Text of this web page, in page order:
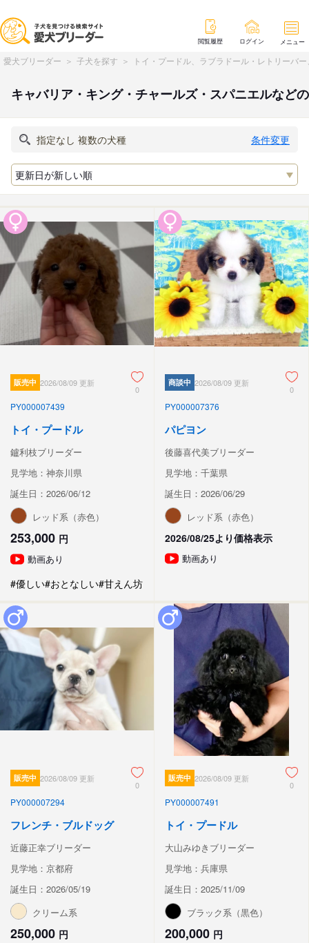
閲覧履歴 ログイン メニュー
愛犬ブリーダー 子犬を探す トイ・プードル、ラブラドール・レトリーバ
キャバリア・キング・チャールズ・スパニエルなど
条件変更
販売中 2026/08/09 更新
0
PY000007439
トイ・プードル
鑪利枝ブリーダー
見学地：神奈川県
誕生日：2026/06/12
レッド系（赤色）
253,000 円
動画あり
#優しい#おとなしい#甘えん坊
商談中 2026/08/09 更新
0
PY000007376
パピヨン
後藤喜代美ブリーダー
見学地：千葉県
誕生日：2026/06/29
レッド系（赤色）
2026/08/25より価格表示
動画あり
販売中 2026/08/09 更新
0
PY000007294
フレンチ・ブルドッグ
近藤正幸ブリーダー
見学地：京都府
誕生日：2026/05/19
クリーム系
250,000 円
販売中 2026/08/09 更新
0
PY000007491
トイ・プードル
大山みゆきブリーダー
見学地：兵庫県
誕生日：2025/11/09
ブラック系（黒色）
200,000 円